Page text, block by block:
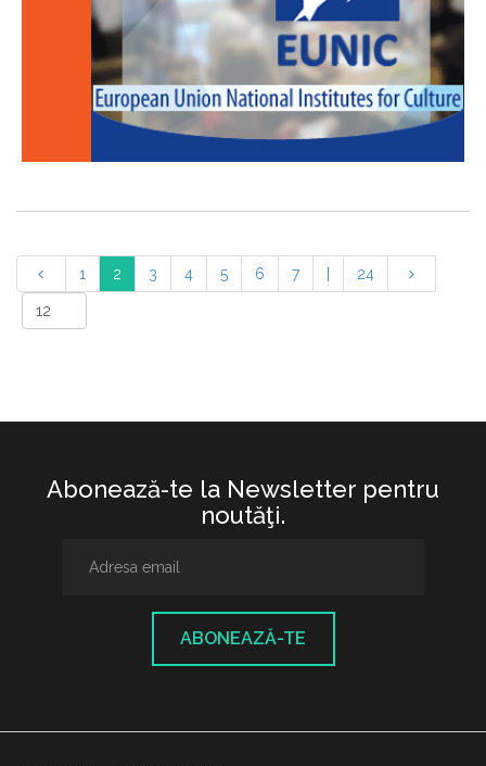
1 2 3 4 5 6 7 24
Abonează-te la Newsletter pentru
noutăţi.
ABONEAZĂ-TE